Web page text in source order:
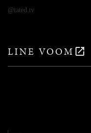
@tated.tv
LINE VOOM